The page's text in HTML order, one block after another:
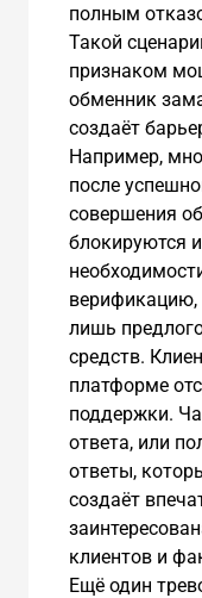
полным
Такой
признаком
обменник
создаёт
Например,
после
совершения
блокируются
верификацию,
лишь
средств.
платформе
поддержки.
ответа, или
ответы,
создаёт
клиентов и
Ещё один